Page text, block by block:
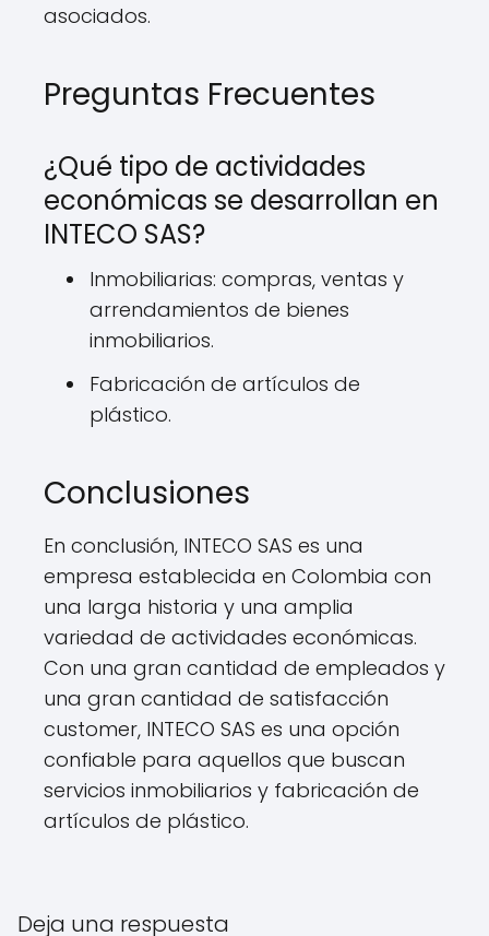
asociados.
Preguntas Frecuentes
¿Qué tipo de actividades
económicas se desarrollan en
INTECO SAS?
Inmobiliarias: compras, ventas y
arrendamientos de bienes
inmobiliarios.
Fabricación de artículos de
plástico.
Conclusiones
En conclusión, INTECO SAS es una
empresa establecida en Colombia con
una larga historia y una amplia
variedad de actividades económicas.
Con una gran cantidad de empleados y
una gran cantidad de satisfacción
customer, INTECO SAS es una opción
confiable para aquellos que buscan
servicios inmobiliarios y fabricación de
artículos de plástico.
Deja una respuesta